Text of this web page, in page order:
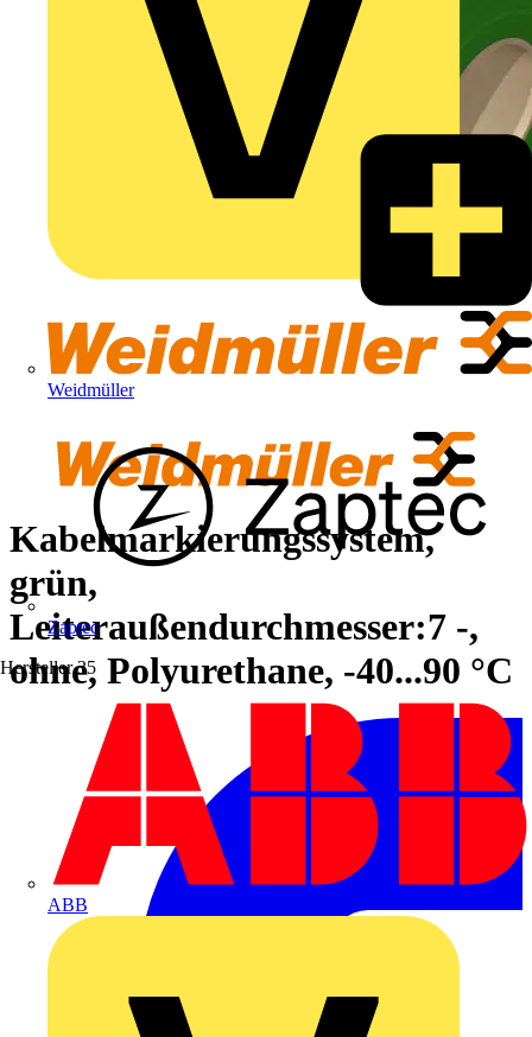
Weidmüller
Zaptec
Hersteller 35
ABB
Kabelmarkierungssystem,
grün,
Leiteraußendurchmesser:7 -,
ohne, Polyurethane, -40...90 °C